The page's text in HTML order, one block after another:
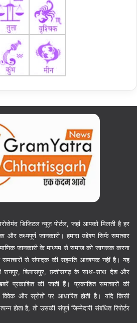
डिजिटल न्यूज़ पोर्टल, जहां आपको मिलती है हर
तथ्यपूर्ण जानकारी। हमारा उद्देश्य सिर्फ समाचार
जानकारी के माध्यम से समाज को जागरूक करना
समाचारों से संपादक की सहमति आवश्यक नहीं है। यह
रायपुर, बिलासपुर, छत्तीसगढ़ के साथ-साथ देश और
प्रकाशित की जाती हैं। प्रकाशित समाचारों की
विवेक और स्रोतों पर आधारित होती है। यदि किसी
होता है, तो उसकी संपूर्ण जिम्मेदारी संबंधित रिपोर्टर